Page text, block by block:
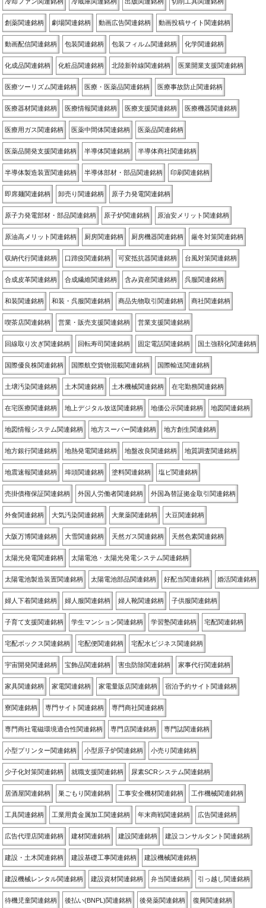
創薬関連銘柄 劇場関連銘柄 動画広告関連銘柄 動画投稿サイト関連銘柄
動画配信関連銘柄 包装関連銘柄 包装フィルム関連銘柄 化学関連銘柄
化成品関連銘柄 化粧品関連銘柄 北陸新幹線関連銘柄 医業開業支援関連銘柄
医療ツーリズム関連銘柄 医療・医薬品関連銘柄 医療事故防止関連銘柄
医療器材関連銘柄 医療情報関連銘柄 医療支援関連銘柄 医療機器関連銘柄
医療用ガス関連銘柄 医薬中間体関連銘柄 医薬品関連銘柄
医薬品開発支援関連銘柄 半導体関連銘柄 半導体商社関連銘柄
半導体製造装置関連銘柄 半導体部材・部品関連銘柄 印刷関連銘柄
即席麺関連銘柄 卸売り関連銘柄 原子力発電関連銘柄
原子力発電部材・部品関連銘柄 原子炉関連銘柄 原油安メリット関連銘柄
原油高メリット関連銘柄 厨房関連銘柄 厨房機器関連銘柄 厳冬対策関連銘柄
収納代行関連銘柄 口蹄疫関連銘柄 可変抵抗器関連銘柄 台風対策関連銘柄
合成皮革関連銘柄 合成繊維関連銘柄 含み資産関連銘柄 呉服関連銘柄
和装関連銘柄 和装・呉服関連銘柄 商品先物取引関連銘柄 商社関連銘柄
喫茶店関連銘柄 営業・販売支援関連銘柄 営業支援関連銘柄
回線取り次ぎ関連銘柄 回転寿司関連銘柄 固定電話関連銘柄 国土強靱化関連銘柄
国際優良株関連銘柄 国際航空貨物混載関連銘柄 国際輸送関連銘柄
土壌汚染関連銘柄 土木関連銘柄 土木機械関連銘柄 在宅勤務関連銘柄
在宅医療関連銘柄 地上デジタル放送関連銘柄 地価公示関連銘柄 地図関連銘柄
地図情報システム関連銘柄 地方スーパー関連銘柄 地方創生関連銘柄
地方銀行関連銘柄 地熱発電関連銘柄 地盤改良関連銘柄 地質調査関連銘柄
地震速報関連銘柄 埠頭関連銘柄 塗料関連銘柄 塩ビ関連銘柄
売掛債権保証関連銘柄 外国人労働者関連銘柄 外国為替証拠金取引関連銘柄
外食関連銘柄 大気汚染関連銘柄 大衆薬関連銘柄 大豆関連銘柄
大阪万博関連銘柄 大雪関連銘柄 天然ガス関連銘柄 天然色素関連銘柄
太陽光発電関連銘柄 太陽電池・太陽光発電システム関連銘柄
太陽電池製造装置関連銘柄 太陽電池部品関連銘柄 好配当関連銘柄 婚活関連銘柄
婦人下着関連銘柄 婦人服関連銘柄 婦人靴関連銘柄 子供服関連銘柄
子育て支援関連銘柄 学生マンション関連銘柄 学習塾関連銘柄 宅配関連銘柄
宅配ボックス関連銘柄 宅配便関連銘柄 宅配水ビジネス関連銘柄
宇宙開発関連銘柄 宝飾品関連銘柄 害虫防除関連銘柄 家事代行関連銘柄
家具関連銘柄 家電関連銘柄 家電量販店関連銘柄 宿泊予約サイト関連銘柄
寮関連銘柄 専門サイト関連銘柄 専門商社関連銘柄
専門商社電磁環境適合性関連銘柄 専門店関連銘柄 専門誌関連銘柄
小型プリンター関連銘柄 小型原子炉関連銘柄 小売り関連銘柄
少子化対策関連銘柄 就職支援関連銘柄 尿素SCRシステム関連銘柄
居酒屋関連銘柄 巣ごもり関連銘柄 工事安全機材関連銘柄 工作機械関連銘柄
工具関連銘柄 工業用貴金属加工関連銘柄 年末商戦関連銘柄 広告関連銘柄
広告代理店関連銘柄 建材関連銘柄 建設関連銘柄 建設コンサルタント関連銘柄
建設・土木関連銘柄 建設基礎工事関連銘柄 建設機械関連銘柄
建設機械レンタル関連銘柄 建設資材関連銘柄 弁当関連銘柄 引っ越し関連銘柄
待機児童関連銘柄 後払い(BNPL)関連銘柄 後発薬関連銘柄 復興関連銘柄